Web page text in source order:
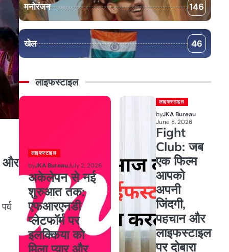
और
मनोरंजन 146
खेल 46
लाइफस्टाइल
लाइफस्टाइल
byJKA BureauJuly 2, 2026
अकेलेपन से नई
शुरुआत तक:
एफआरएनडी
प्लेटफॉर्म पर
इलक्किया को
मिला प्यार और
लाइफस्टाइल
byJKA Bureau
June 8, 2026
Fight
Club: जब
एक फिल्म
आपको
अपनी
जिंदगी,
पहचान और
लाइफस्टाइल
पर दोबारा